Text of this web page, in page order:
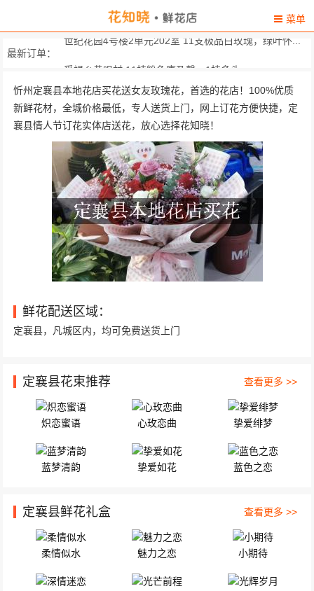
菜单
最新订单：
世纪花园4号楼2单元202室 11支极品白玫瑰，绿叶怀...
定襄县三中 精选11朵红玫瑰，搭配黄...
山西 忻州 定襄县牛台村 用 白菊，黄菊，百合中...
忻州定襄县本地花店买花送女友玫瑰花，首选的花店！100%优质
新鲜花材，全城价格最低，专人送货上门，网上订花方便快捷，定
襄县情人节订花实体店送花，放心选择花知晓！
鲜花配送区域：
定襄县，凡城区内，均可免费送货上门
定襄县花束推荐 查看更多 >>
炽恋蜜语 心玫恋曲 挚爱绯梦
蓝梦清韵 挚爱如花 蓝色之恋
定襄县鲜花礼盒 查看更多 >>
柔情似水 魅力之恋 小期待